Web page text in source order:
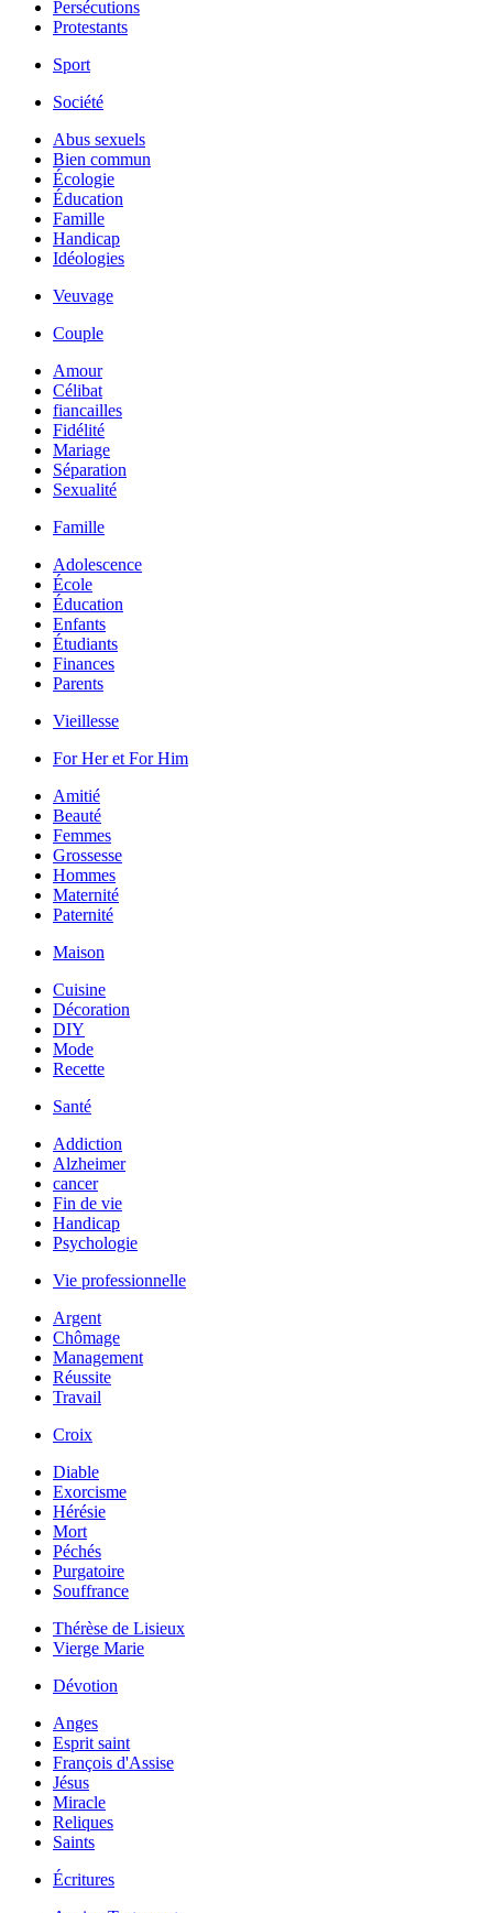
Persécutions
Protestants
Sport
Société
Abus sexuels
Bien commun
Écologie
Éducation
Famille
Handicap
Idéologies
Veuvage
Couple
Amour
Célibat
fiancailles
Fidélité
Mariage
Séparation
Sexualité
Famille
Adolescence
École
Éducation
Enfants
Étudiants
Finances
Parents
Vieillesse
For Her et For Him
Amitié
Beauté
Femmes
Grossesse
Hommes
Maternité
Paternité
Maison
Cuisine
Décoration
DIY
Mode
Recette
Santé
Addiction
Alzheimer
cancer
Fin de vie
Handicap
Psychologie
Vie professionnelle
Argent
Chômage
Management
Réussite
Travail
Croix
Diable
Exorcisme
Hérésie
Mort
Péchés
Purgatoire
Souffrance
Thérèse de Lisieux
Vierge Marie
Dévotion
Anges
Esprit saint
François d'Assise
Jésus
Miracle
Reliques
Saints
Écritures